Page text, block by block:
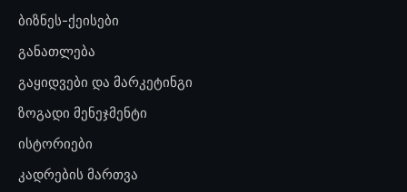
ბიზნეს-ქეისები
განათლება
გაყიდვები და მარკეტინგი
ზოგადი მენეჯმენტი
ისტორიები
კადრების მართვა